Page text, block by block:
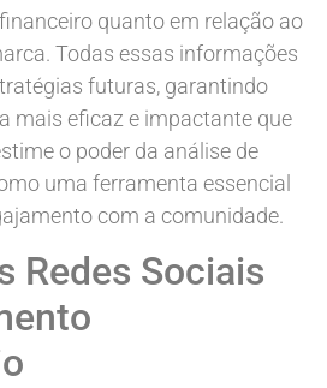
quanto em relação ao
Todas essas informações
futuras, garantindo
mais eficaz e impactante que
o poder da análise de
uma ferramenta essencial
com a comunidade.
Redes Sociais